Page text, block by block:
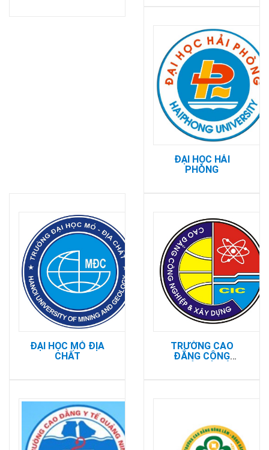
ĐẠI HỌC HẢI
PHÒNG
ĐẠI HỌC MỎ ĐỊA
CHẤT
TRƯỜNG CAO
ĐẲNG CÔNG